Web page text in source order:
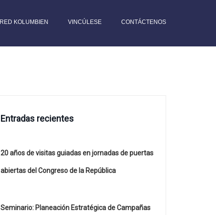
RED KOLUMBIEN VINCÚLESE CONTÁCTENOS
Entradas recientes
20 años de visitas guiadas en jornadas de puertas
abiertas del Congreso de la República
Seminario: Planeación Estratégica de Campañas